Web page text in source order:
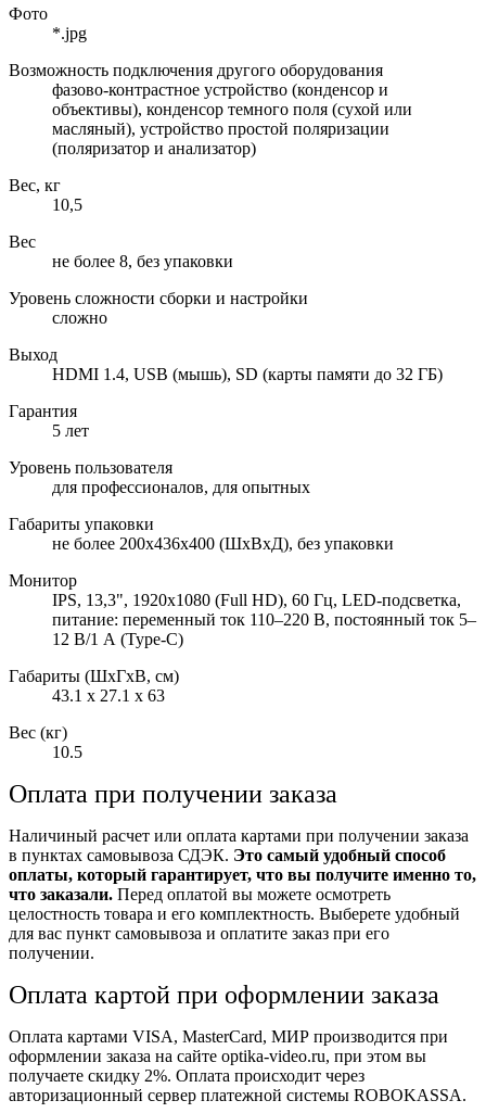
Фото
*.jpg
Возможность подключения другого оборудования
фазово-контрастное устройство (конденсор и
объективы), конденсор темного поля (сухой или
масляный), устройство простой поляризации
(поляризатор и анализатор)
Вес, кг
10,5
Вес
не более 8, без упаковки
Уровень сложности сборки и настройки
сложно
Выход
HDMI 1.4, USB (мышь), SD (карты памяти до 32 ГБ)
Гарантия
5 лет
Уровень пользователя
для профессионалов, для опытных
Габариты упаковки
не более 200x436x400 (ШхВхД), без упаковки
Монитор
IPS, 13,3", 1920x1080 (Full HD), 60 Гц, LED-подсветка,
питание: переменный ток 110–220 В, постоянный ток 5–
12 В/1 А (Type-C)
Габариты (ШxГxВ, см)
43.1 x 27.1 x 63
Вес (кг)
10.5
Оплата при получении заказа
Наличиный расчет или оплата картами при получении заказа
в пунктах самовывоза СДЭК. Это самый удобный способ
оплаты, который гарантирует, что вы получите именно то,
что заказали. Перед оплатой вы можете осмотреть
целостность товара и его комплектность. Выберете удобный
для вас пункт самовывоза и оплатите заказ при его
получении.
Оплата картой при оформлении заказа
Оплата картами VISA, MasterCard, МИР производится при
оформлении заказа на сайте optika-video.ru, при этом вы
получаете скидку 2%. Оплата происходит через
авторизационный сервер платежной системы ROBOKASSA.